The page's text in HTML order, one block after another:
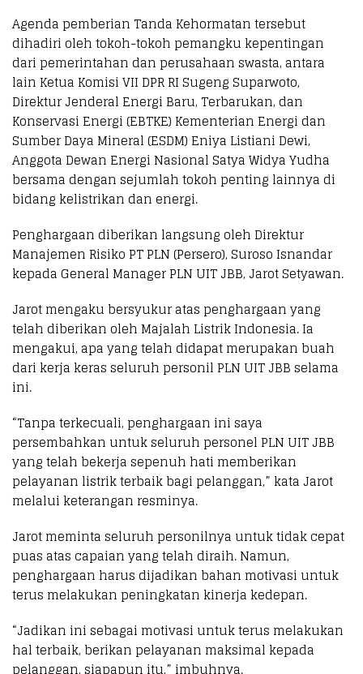
Agenda pemberian Tanda Kehormatan tersebut
dihadiri oleh tokoh-tokoh pemangku kepentingan
dari pemerintahan dan perusahaan swasta, antara
lain Ketua Komisi VII DPR RI Sugeng Suparwoto,
Direktur Jenderal Energi Baru, Terbarukan, dan
Konservasi Energi (EBTKE) Kementerian Energi dan
Sumber Daya Mineral (ESDM) Eniya Listiani Dewi,
Anggota Dewan Energi Nasional Satya Widya Yudha
bersama dengan sejumlah tokoh penting lainnya di
bidang kelistrikan dan energi.
Penghargaan diberikan langsung oleh Direktur
Manajemen Risiko PT PLN (Persero), Suroso Isnandar
kepada General Manager PLN UIT JBB, Jarot Setyawan.
Jarot mengaku bersyukur atas penghargaan yang
telah diberikan oleh Majalah Listrik Indonesia. Ia
mengakui, apa yang telah didapat merupakan buah
dari kerja keras seluruh personil PLN UIT JBB selama
ini.
“Tanpa terkecuali, penghargaan ini saya
persembahkan untuk seluruh personel PLN UIT JBB
yang telah bekerja sepenuh hati memberikan
pelayanan listrik terbaik bagi pelanggan,” kata Jarot
melalui keterangan resminya.
Jarot meminta seluruh personilnya untuk tidak cepat
puas atas capaian yang telah diraih. Namun,
penghargaan harus dijadikan bahan motivasi untuk
terus melakukan peningkatan kinerja kedepan.
“Jadikan ini sebagai motivasi untuk terus melakukan
hal terbaik, berikan pelayanan maksimal kepada
pelanggan, siapapun itu,” imbuhnya.